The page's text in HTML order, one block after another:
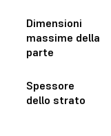
Dimensioni
massime della
parte
Spessore
dello strato